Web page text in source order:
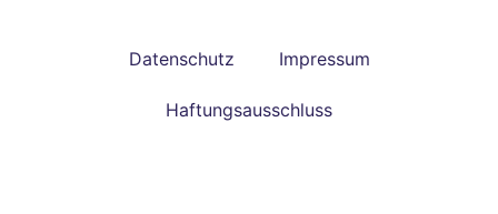
Datenschutz Impressum
Haftungsausschluss